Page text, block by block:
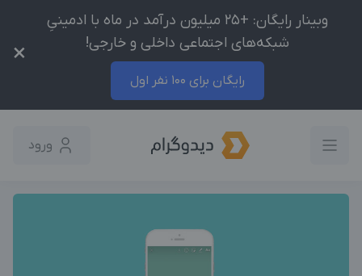
وبینار رایگان: +25 میلیون درآمد در ماه با ادمینیِ
شبکه‌های اجتماعی داخلی و خارجی!
رایگان برای 100 نفر اول
×
ورود